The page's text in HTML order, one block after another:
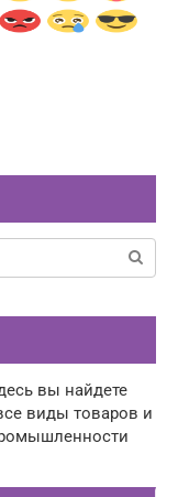
вы найдете
виды товаров и